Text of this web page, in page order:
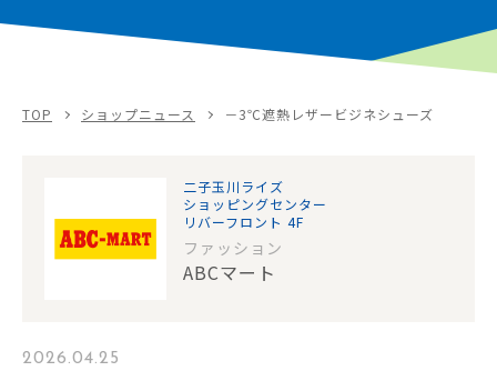
TOP ショップニュース －3℃遮熱レザービジネシューズ
二子玉川ライズ
ショッピングセンター
リバーフロント 4F
ファッション
ABCマート
2026.04.25